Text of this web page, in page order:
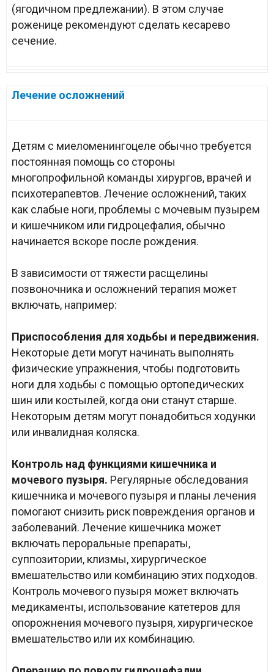
(ягодичном предлежании). В этом случае
роженице рекомендуют сделать кесарево
сечение.
Лечение осложнений
Детям с миеломенингоцеле обычно требуется
постоянная помощь со стороны
многопрофильной команды хирургов, врачей и
психотерапевтов. Лечение осложнений, таких
как слабые ноги, проблемы с мочевым пузырем
и кишечником или гидроцефалия, обычно
начинается вскоре после рождения.
В зависимости от тяжести расщелины
позвоночника и осложнений терапия может
включать, например:
Приспособления для ходьбы и передвижения.
Некоторые дети могут начинать выполнять
физические упражнения, чтобы подготовить
ноги для ходьбы с помощью ортопедических
шин или костылей, когда они станут старше.
Некоторым детям могут понадобиться ходунки
или инвалидная коляска.
Контроль над функциями кишечника и
мочевого пузыря. Регулярные обследования
кишечника и мочевого пузыря и планы лечения
помогают снизить риск повреждения органов и
заболеваний. Лечение кишечника может
включать пероральные препараты,
суппозитории, клизмы, хирургическое
вмешательство или комбинацию этих подходов.
Контроль мочевого пузыря может включать
медикаменты, использование катетеров для
опорожнения мочевого пузыря, хирургическое
вмешательство или их комбинацию.